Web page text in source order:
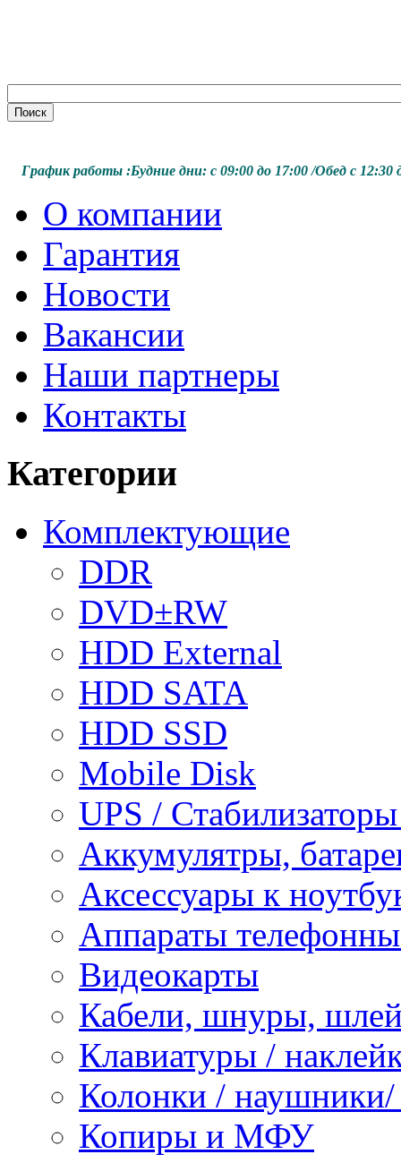
График работы :Будние дни: с 09:00 до 17:00 /Обед с 12:30
О компании
Гарантия
Новости
Вакансии
Наши партнеры
Контакты
Категории
Комплектующие
DDR
DVD±RW
HDD External
HDD SATA
HDD SSD
Mobile Disk
UPS /
Аккумулятры,
Аксессуары к
Аппараты
Видеокарты
Кабели, шнуры,
Клавиатуры /
Колонки /
Копиры и МФУ